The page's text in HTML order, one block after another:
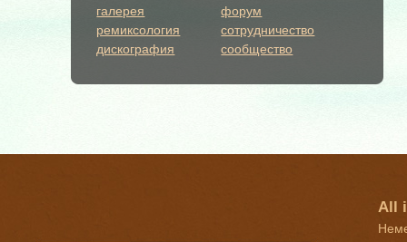
галерея
ремиксология
дискография
форум
сотрудничество
сообщество
All